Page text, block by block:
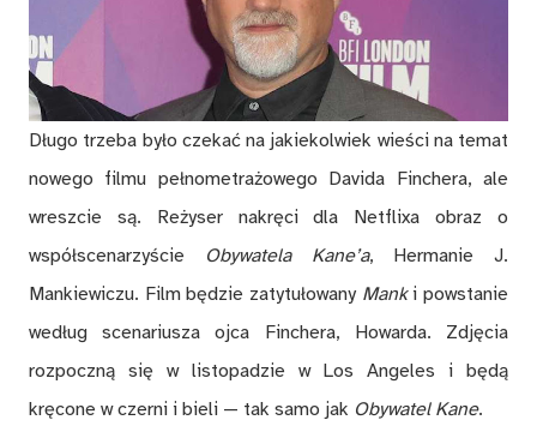
Długo trzeba było czekać na jakiekolwiek wieści na temat
nowego filmu pełnometrażowego Davida Finchera, ale
wreszcie są. Reżyser nakręci dla Netflixa obraz o
współscenarzyście
Obywatela Kane’a, Hermanie J.
Mankiewiczu. Film będzie zatytułowany Manki powstanie
według scenariusza ojca Finchera, Howarda. Zdjęcia
rozpoczną się w listopadzie w Los Angeles i będą
kręcone w czerni i bieli — tak samo jak Obywatel Kane.